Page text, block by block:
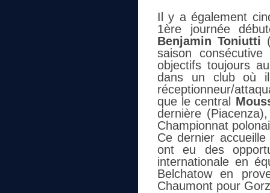
Il y a également
1ère journée
Benjamin Toniutti
saison
objectifs toujours
dans un club où
réceptionneur/
que le central
dernière
Championnat
Ce dernier
ont eu des
internationale en
Belchatow en
Chaumont pour